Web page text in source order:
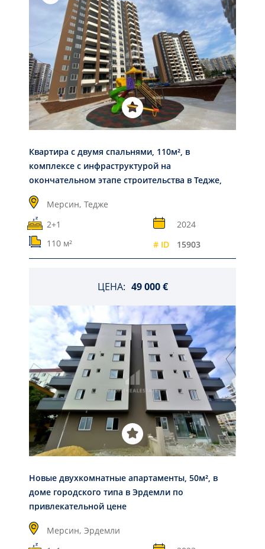
Квартира с двумя спальнями, 110м², в
комплексе с инфраструктурой на
окончательном этапе строительства в Тедже,
Мерсин
Мерсин, Тедже
2+1
2024
110 м²
# ID 15903
ЦЕНА: 49 000 €
Новые двухкомнатные апартаменты, 50м², в
доме городского типа в Эрдемли по
привлекательной цене
Мерсин, Эрдемли